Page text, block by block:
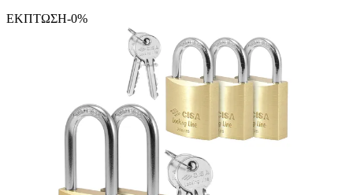
ΕΚΠΤΩΣΗ-0%